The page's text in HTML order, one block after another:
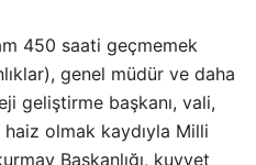
450 saati geçmemek
genel müdür ve daha
geliştirme başkanı, vali,
olmak kaydıyla Milli
Başkanlığı, kuvvet